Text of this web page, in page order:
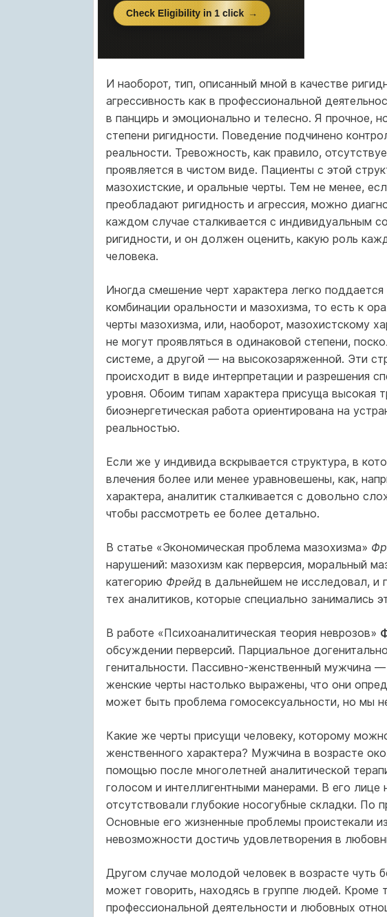
И наоборот, тип, описанный мной в качестве
агрессивность как в профессиональной
в панцирь и эмоционально и телесно. Я прочное,
степени ригидности. Поведение подчинено
реальности. Тревожность, как правило,
проявляется в чистом виде. Пациенты с этой
мазохистские, и оральные черты. Тем не менее,
преобладают ригидность и агрессия, можно
каждом случае сталкивается с индивидуальным
ригидности, и он должен оценить, какую роль
человека.
Иногда смешение черт характера легко
комбинации оральности и мазохизма, то есть к
черты мазохизма, или, наоборот, мазохистскому
не могут проявляться в одинаковой степени,
системе, а другой — на высокозаряженной. Эти
происходит в виде интерпретации и разрешения
уровня. Обоим типам характера присуща высокая
биоэнергетическая работа ориентирована на
реальностью.
Если же у индивида вскрывается структура, в
влечения более или менее уравновешены, как,
характера, аналитик сталкивается с довольно
чтобы рассмотреть ее более детально.
В статье «Экономическая проблема мазохизма»
нарушений: мазохизм как перверсия, моральный
категорию Фрейд в дальнейшем не исследовал, и
тех аналитиков, которые специально занимались
В работе «Психоаналитическая теория неврозов»
обсуждении перверсий. Парциальное
генитальности. Пассивно-женственный мужчина
женские черты настолько выражены, что они
может быть проблема гомосексуальности, но мы
Какие же черты присущи человеку, которому
женственного характера? Мужчина в возрасте
помощью после многолетней аналитической
голосом и интеллигентными манерами. В его лице
отсутствовали глубокие носогубные складки. По
Основные его жизненные проблемы проистекали
невозможности достичь удовлетворения в
Другом случае молодой человек в возрасте чуть
может говорить, находясь в группе людей. Кроме
профессиональной деятельности и любовных